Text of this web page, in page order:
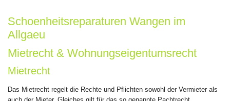
Schoenheitsreparaturen Wangen im
Allgaeu
Mietrecht & Wohnungseigentumsrecht
Mietrecht
Das Mietrecht regelt die Rechte und Pflichten sowohl der Vermieter als